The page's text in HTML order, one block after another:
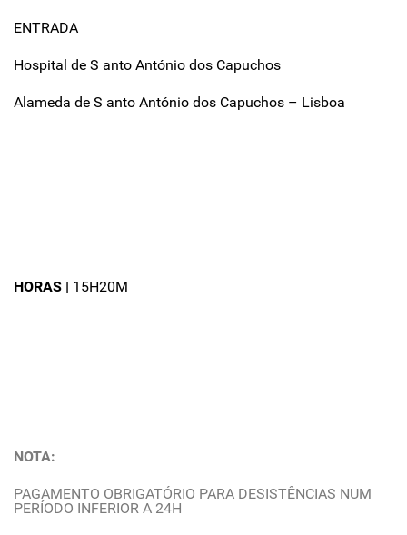
ENTRADA
Hospital de S anto António dos Capuchos
Alameda de S anto António dos Capuchos – Lisboa
HORAS | 15H20M
NOTA:
PAGAMENTO OBRIGATÓRIO PARA DESISTÊNCIAS NUM
PERÍODO INFERIOR A 24H